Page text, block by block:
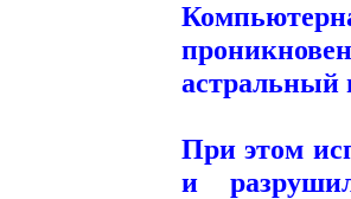
астральный
При этом
и